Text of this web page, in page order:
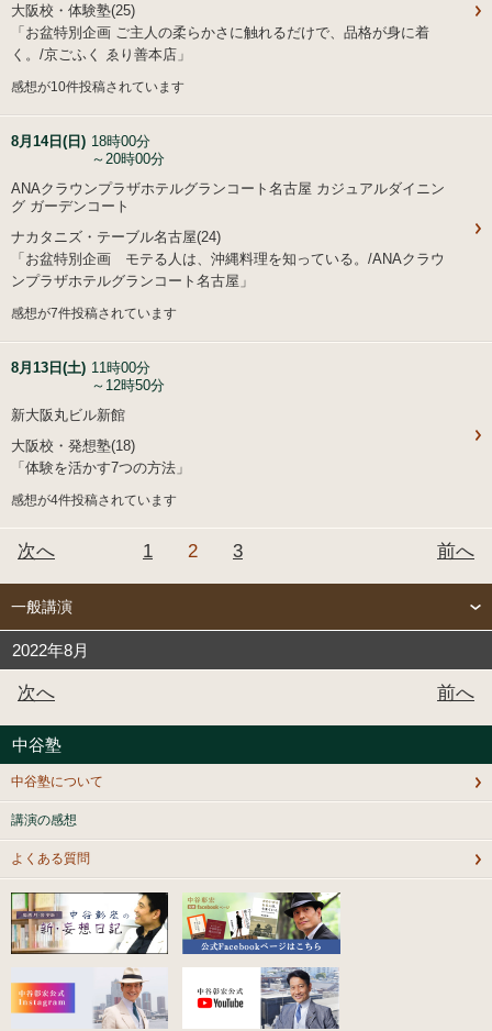
大阪校・体験塾(25)
「お盆特別企画 ご主人の柔らかさに触れるだけで、品格が身に着
く。/京ごふく ゑり善本店」
感想が10件投稿されています
8月14日(日) 18時00分
～20時00分
ANAクラウンプラザホテルグランコート名古屋 カジュアルダイニン
グ ガーデンコート
ナカタニズ・テーブル名古屋(24)
「お盆特別企画 モテる人は、沖縄料理を知っている。/ANAクラウ
ンプラザホテルグランコート名古屋」
感想が7件投稿されています
8月13日(土) 11時00分
～12時50分
新大阪丸ビル新館
大阪校・発想塾(18)
「体験を活かす7つの方法」
感想が4件投稿されています
前へ
1 2 3
次へ
一般講演
2022年8月
前へ
次へ
中谷塾
中谷塾について
講演の感想
よくある質問